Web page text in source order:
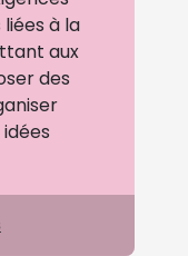
à la
aux
des